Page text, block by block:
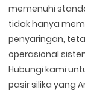
memenuhi
tidak hanya
penyaringan,
operasional
Hubungi kami
pasir silika yang